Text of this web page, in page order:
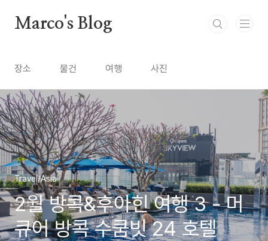
Marco's Blog
장소 물건 여행 사진
Travel/Asia
2월 방콕&후아힌 여행 3 - 머
큐어 방콕 수쿰빗 24 호텔